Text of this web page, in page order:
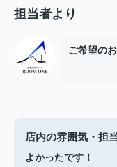
担当者より
ご希望の
店内の雰囲気・担
よかったです！